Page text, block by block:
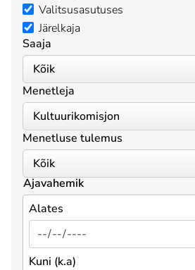
Valitsusasutuses
Järelkaja
Saaja
Menetleja
Menetluse tulemus
Ajavahemik
Alates
Kuni (k.a)